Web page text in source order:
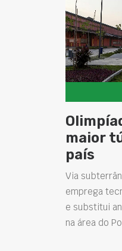
maior
país
Via
emprega
e substitui
na área do